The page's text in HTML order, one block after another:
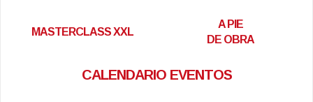
MASTERCLASS XXL
A PIE
DE OBRA
CALENDARIO EVENTOS